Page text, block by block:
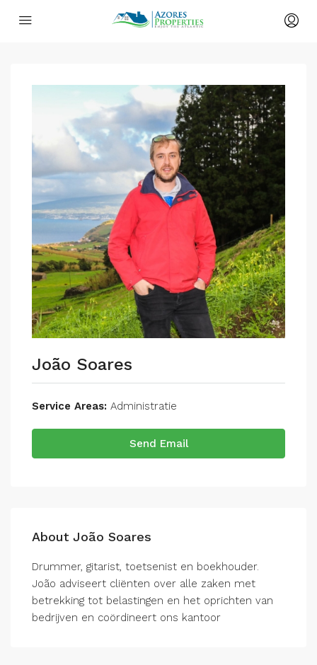
João Soares
Service Areas: Administratie
Send Email
About João Soares
Drummer, gitarist, toetsenist en boekhouder.
João adviseert cliënten over alle zaken met
betrekking tot belastingen en het oprichten van
bedrijven en coördineert ons kantoor